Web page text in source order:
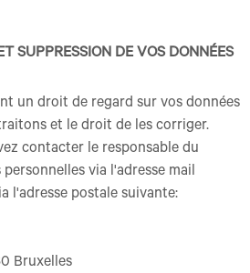
SUPPRESSION DE VOS DONNÉES
un droit de regard sur vos données
et le droit de les corriger.
contacter le responsable du
via l'adresse mail
l'adresse postale suivante:
Bruxelles